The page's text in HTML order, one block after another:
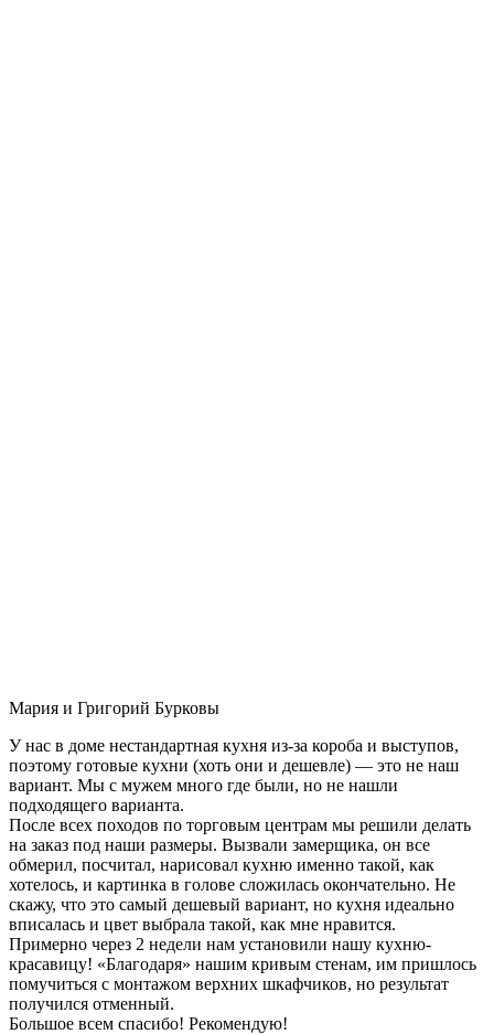
Мария и Григорий Бурковы
У нас в доме нестандартная кухня из-за короба и выступов,
поэтому готовые кухни (хоть они и дешевле) — это не наш
вариант. Мы с мужем много где были, но не нашли
подходящего варианта.
После всех походов по торговым центрам мы решили делать
на заказ под наши размеры. Вызвали замерщика, он все
обмерил, посчитал, нарисовал кухню именно такой, как
хотелось, и картинка в голове сложилась окончательно. Не
скажу, что это самый дешевый вариант, но кухня идеально
вписалась и цвет выбрала такой, как мне нравится.
Примерно через 2 недели нам установили нашу кухню-
красавицу! «Благодаря» нашим кривым стенам, им пришлось
помучиться с монтажом верхних шкафчиков, но результат
получился отменный.
Большое всем спасибо! Рекомендую!